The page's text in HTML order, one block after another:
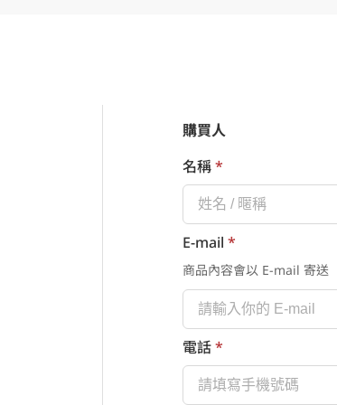
購買人
名稱 *
E-mail *
商品內容會以 E-mail 寄送
電話 *